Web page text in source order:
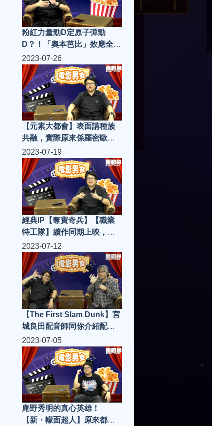
粉紅力量勁D定原子彈勁
D？！「奧本芭比」效應全球
熱爆！|電影男女 S4(第14集)
2023-07-26
【元素大都會】表面講種族
共融，實際原來係羅密歐與
朱麗葉？！|電影男女 S4(第
13集)
2023-07-19
經典IP【奪寶奇兵】【職業
特工隊】續作同期上映，究
竟邊套得？邊套吸引到新一
代入場？|電影男女 S4(第12
集)
2023-07-12
【The First Slam Dunk】宮
城良田配音師同你介紹配音
界的人和事！|電影男女
S4(第11集)
2023-07-05
庵野秀明的真心英雄！
【新・幪面超人】原來都係